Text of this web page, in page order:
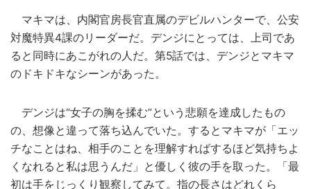
マキマは、内閣官房長官直属のデビルハンターで、公安
対魔特異4課のリーダーだ。デンジにとっては、上司であ
ると同時にあこがれの人だ。第5話では、デンジとマキマ
のドキドキなシーンがあった。
デンジは“女子の胸を揉む”という悲願を達成したもの
の、想像と違って落ち込んでいた。するとマキマが「エッ
チなことはね、相手のことを理解すればするほど気持ちよ
くなれると私は思うんだ」と優しく彼の手を取った。「最
初は手をじっくり観察してみて。指の長さはどれくら